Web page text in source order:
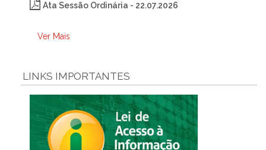
Ata Sessão Ordinária - 22.07.2026
Ver Mais
LINKS IMPORTANTES